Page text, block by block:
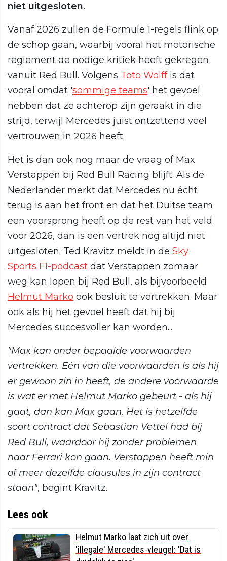
niet uitgesloten.
Vanaf 2026 zullen de Formule 1-regels flink op
de schop gaan, waarbij vooral het motorische
reglement de nodige kritiek heeft gekregen
vanuit Red Bull. Volgens Toto Wolffis dat
vooral omdat 'sommige teams' het gevoel
hebben dat ze achterop zijn geraakt in die
strijd, terwijl Mercedes juist ontzettend veel
vertrouwen in 2026 heeft.
Het is dan ook nog maar de vraag of Max
Verstappen bij Red Bull Racing blijft. Als de
Nederlander merkt dat Mercedes nu écht
terug is aan het front en dat het Duitse team
een voorsprong heeft op de rest van het veld
voor 2026, dan is een vertrek nog altijd niet
uitgesloten. Ted Kravitz meldt in de Sky
Sports F1-podcast dat Verstappen zomaar
weg kan lopen bij Red Bull, als bijvoorbeeld
Helmut Marko ook besluit te vertrekken. Maar
ook als hij het gevoel heeft dat hij bij
Mercedes succesvoller kan worden...
"Max kan onder bepaalde voorwaarden
vertrekken. Eén van die voorwaarden is als hij
er gewoon zin in heeft, de andere voorwaarde
is wat er met Helmut Marko gebeurt - als hij
gaat, dan kan Max gaan. Het is hetzelfde
soort contract dat Sebastian Vettel had bij
Red Bull, waardoor hij zonder problemen
naar Ferrari kon gaan. Verstappen heeft min
of meer dezelfde clausules in zijn contract
staan", begint Kravitz.
Lees ook
Helmut Marko laat zich uit over
'illegale' Mercedes-vleugel: 'Dat is